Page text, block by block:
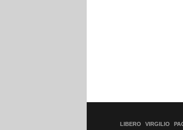
LIBERO VIRGILIO